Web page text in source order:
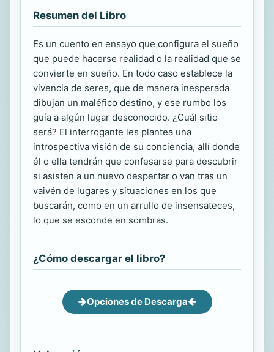
Resumen del Libro
Es un cuento en ensayo que configura el sueño
que puede hacerse realidad o la realidad que se
convierte en sueño. En todo caso establece la
vivencia de seres, que de manera inesperada
dibujan un maléfico destino, y ese rumbo los
guía a algún lugar desconocido. ¿Cuál sitio
será? El interrogante les plantea una
introspectiva visión de su conciencia, allí donde
él o ella tendrán que confesarse para descubrir
si asisten a un nuevo despertar o van tras un
vaivén de lugares y situaciones en los que
buscarán, como en un arrullo de insensateces,
lo que se esconde en sombras.
¿Cómo descargar el libro?
Opciones de Descarga